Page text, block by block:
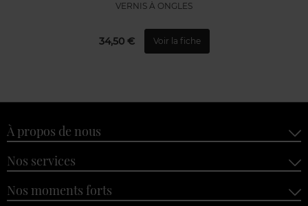
VERNIS À ONGLES
34,50 € Voir la fiche
À propos de nous
Nos services
Nos moments forts